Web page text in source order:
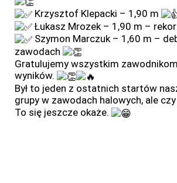
Krzysztof Klepacki – 1,90 m
Łukasz Mrozek – 1,90 m –
Szymon Marczuk – 1,60 m –
zawodach
Gratulujemy wszystkim
wyników.
Był to jeden z ostatnich startów
grupy w zawodach halowych, ale
To się jeszcze okaże.